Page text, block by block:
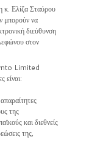
κ. Ελίζα Σταύρου
μπορούν να
διεύθυνση
στον
Limited
είναι:
της
και διεθνείς
της,